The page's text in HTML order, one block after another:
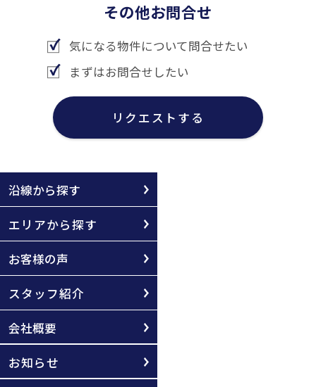
その他お問合せ
気になる物件について問合せたい
まずはお問合せしたい
リクエストする
沿線から探す
エリアから探す
お客様の声
スタッフ紹介
会社概要
お知らせ